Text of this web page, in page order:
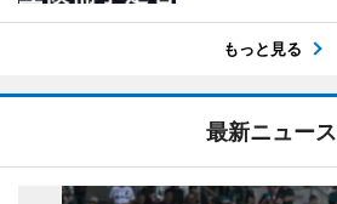
もっと見る
最新ニュース